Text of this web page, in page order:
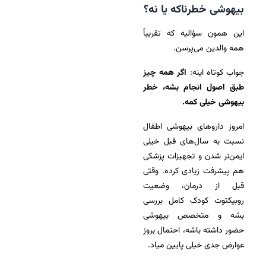
بیهوشی خطرناکه یا نه؟
این همون سؤالیه که تقریباً
همه والدین می‌پرسن.
جواب کوتاه اینه: اگر همه چیز
طبق اصول انجام بشه، خطر
بیهوشی خیلی کمه.
امروز داروهای بیهوشی اطفال
نسبت به سال‌های قبل خیلی
ایمن‌تر شدن و تجهیزات پزشکی
هم پیشرفت زیادی کرده. وقتی
قبل از درمان، وضعیت
روبیکتوت کودک کامل بررسی
بشه و متخصص بیهوشی
حضور داشته باشه، احتمال بروز
عوارض جدی خیلی پایین میاد.